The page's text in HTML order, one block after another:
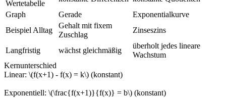
Wertetabelle
Graph
Gerade
Exponentialkurve
Beispiel Alltag
Gehalt mit fixem
Zuschlag
Zinseszins
Langfristig wächst gleichmäßig
überholt jedes lineare
Wachstum
Kernunterschied
Linear: \(f(x+1) - f(x) = k\) (konstant)
Exponentiell: \(\frac{f(x+1)}{f(x)} = b\) (konstant)